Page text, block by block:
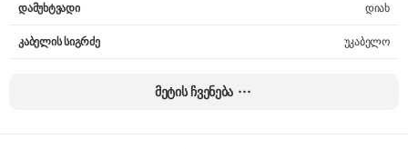
დამუხტვადი დიახ
კაბელის სიგრძე უკაბელო
მეტის ჩვენება